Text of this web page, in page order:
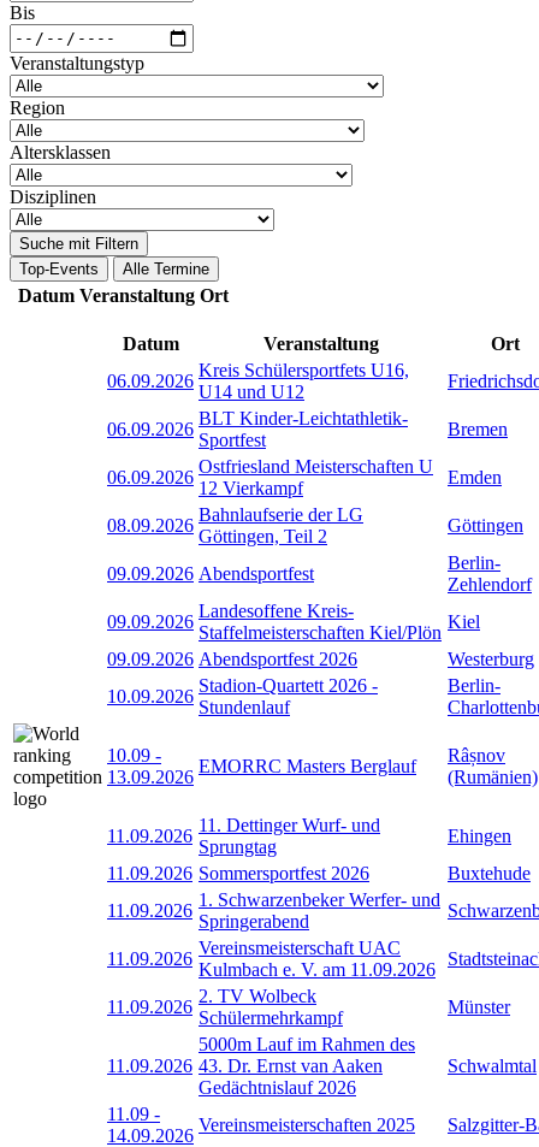
Bis
Veranstaltungstyp
Region
Altersklassen
Disziplinen
Suche mit Filtern
Top-Events
Alle Termine
Datum Veranstaltung Ort
Datum Veranstaltung
Ort
06.09.2026
Kreis Schülersportfets U16,
U14 und U12
06.09.2026
BLT Kinder-Leichtathletik-
Sportfest
Bremen
06.09.2026
Ostfriesland Meisterschaften U
12 Vierkampf
Emden
08.09.2026
Bahnlaufserie der LG
Göttingen, Teil 2
Göttingen
09.09.2026 Abendsportfest
Berlin-
Zehlendorf
09.09.2026
Landesoffene Kreis-
Staffelmeisterschaften Kiel/Plön
Kiel
09.09.2026 Abendsportfest 2026
Westerburg
10.09.2026
Stadion-Quartett 2026 -
Stundenlauf
Berlin-
10.09 -
13.09.2026
EMORRC Masters Berglauf
Râșnov
(Rumänien)
11.09.2026
11. Dettinger Wurf- und
Sprungtag
Ehingen
11.09.2026 Sommersportfest 2026
Buxtehude
11.09.2026
1. Schwarzenbeker Werfer- und
Springerabend
11.09.2026
Vereinsmeisterschaft UAC
Kulmbach e. V. am 11.09.2026
11.09.2026
2. TV Wolbeck
Schülermehrkampf
Münster
11.09.2026
5000m Lauf im Rahmen des
43. Dr. Ernst van Aaken
Gedächtnislauf 2026
Schwalmtal
11.09 -
14.09.2026
Vereinsmeisterschaften 2025 Salzgitter-